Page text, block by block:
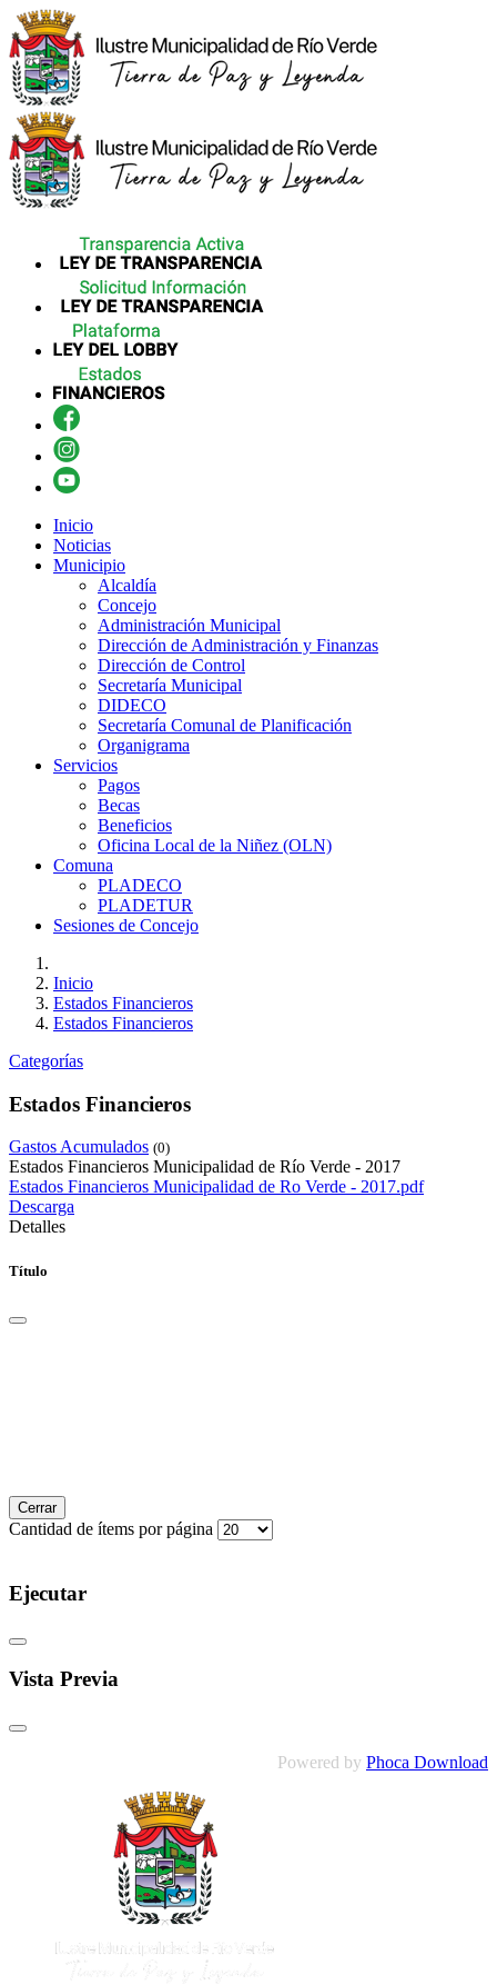
Inicio
Noticias
Municipio
Alcaldía
Concejo
Administración Municipal
Dirección de Administración y Finanzas
Dirección de Control
Secretaría Municipal
DIDECO
Secretaría Comunal de Planificación
Organigrama
Servicios
Pagos
Becas
Beneficios
Oficina Local de la Niñez (OLN)
Comuna
PLADECO
PLADETUR
Sesiones de Concejo
Inicio
Estados Financieros
Estados Financieros
Categorías
Estados Financieros
Gastos Acumulados (0)
Estados Financieros Municipalidad de Río Verde - 2017
Estados Financieros Municipalidad de Ro Verde - 2017.pdf
Descarga
Detalles
Título
Cerrar
Cantidad de ítems por página
Ejecutar
Vista Previa
Powered by Phoca Download